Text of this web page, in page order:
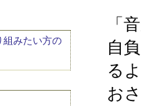
組みたい方の
「
自
る
お